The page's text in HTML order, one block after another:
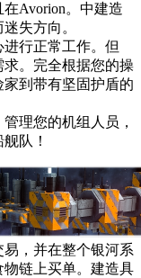
Avorion。中建造
失方向。
行正常工作。但
。完全根据您的操
到带有坚固护盾的
理您的机组人员，
队！
，并在整个银河系
链上买单。建造具